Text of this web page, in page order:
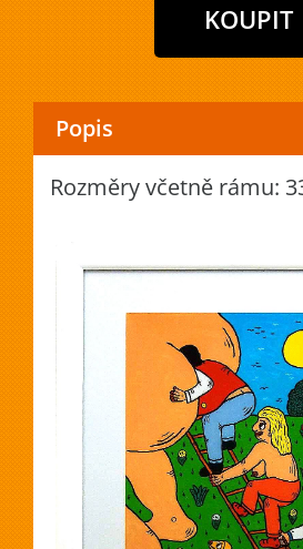
Popis
Rozměry včetně rámu: